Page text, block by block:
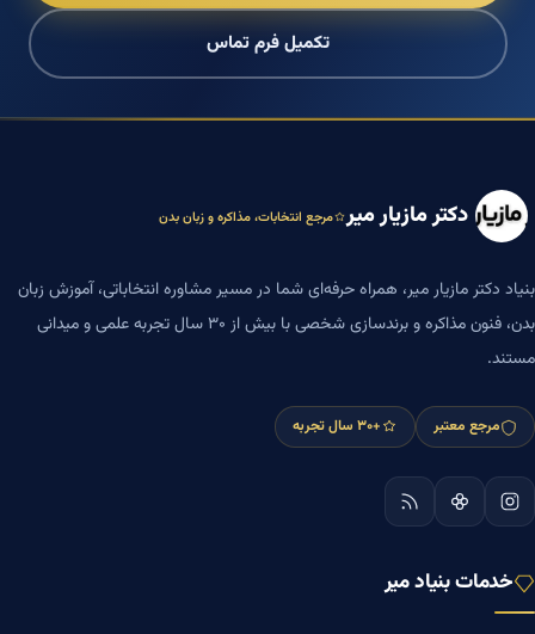
تکمیل فرم تماس
دکتر مازیار میر مرجع انتخابات، مذاکره و زبان بدن
بنیاد دکتر مازیار میر، همراه حرفه‌ای شما در مسیر مشاوره انتخاباتی، آموزش زبان
بدن، فنون مذاکره و برندسازی شخصی با بیش از ۳۰ سال تجربه علمی و میدانی
مستند.
مرجع معتبر +۳۰ سال تجربه
خدمات بنیاد میر